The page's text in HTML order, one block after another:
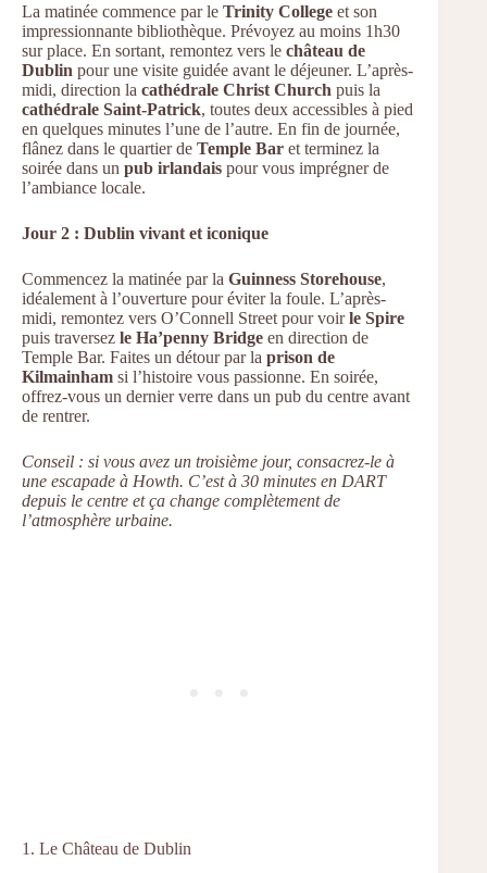
La matinée commence par le Trinity College et son
impressionnante bibliothèque. Prévoyez au moins 1h30
sur place. En sortant, remontez vers le château de
Dublin pour une visite guidée avant le déjeuner. L’après-
midi, direction la cathédrale Christ Church puis la
cathédrale Saint-Patrick, toutes deux accessibles à pied
en quelques minutes l’une de l’autre. En fin de journée,
flânez dans le quartier de Temple Bar et terminez la
soirée dans un pub irlandais pour vous imprégner de
l’ambiance locale.
Jour 2 : Dublin vivant et iconique
Commencez la matinée par la Guinness Storehouse,
idéalement à l’ouverture pour éviter la foule. L’après-
midi, remontez vers O’Connell Street pour voirle Spire
puis traversez le Ha’penny Bridge en direction de
Temple Bar. Faites un détour par la prison de
Kilmainham si l’histoire vous passionne. En soirée,
offrez-vous un dernier verre dans un pub du centre avant
de rentrer.
Conseil : si vous avez un troisième jour, consacrez-le à
une escapade à Howth. C’est à 30 minutes en DART
depuis le centre et ça change complètement de
l’atmosphère urbaine.
1. Le Château de Dublin